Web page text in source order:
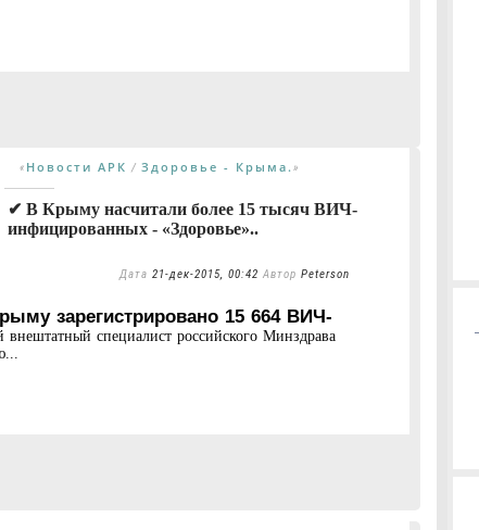
« Новости АРК / Здоровье - Крыма. »
✔ В Крыму насчитали более 15 тысяч ВИЧ-
инфицированных - «Здоровье»..
Дата 21-дек-2015, 00:42 Автор Peterson
зарегистрировано 15 664 ВИЧ-
специалист российского Минздрава